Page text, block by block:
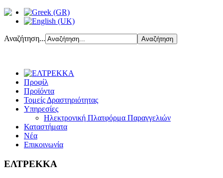
Αναζήτηση...
Προφίλ
Προϊόντα
Τομείς Δραστηριότητας
Υπηρεσίες
Ηλεκτρονική Πλατφόρμα Παραγγελιών
Καταστήματα
Νέα
Επικοινωνία
ΕΛΤΡΕΚΚΑ